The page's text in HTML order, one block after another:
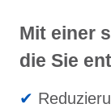
Mit einer
die Sie
✔